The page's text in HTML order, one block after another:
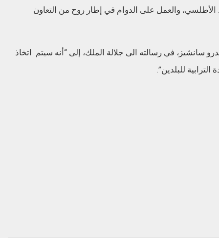
والعمل على الدوام في إطار روح من التعاون
سانشيز، في رسالته الى جلالة الملك، إلى “أنه سيتم اتخاذ
للبلدين”.